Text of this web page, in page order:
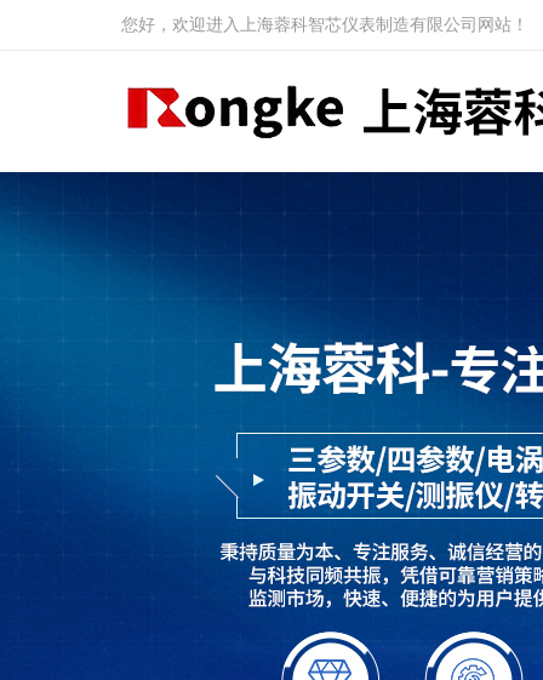
您好，欢迎进入上海蓉科智芯仪表制造有限公司网站！